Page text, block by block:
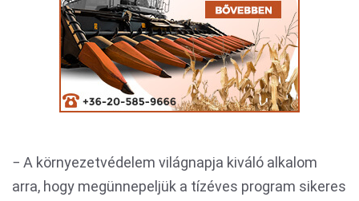
− A környezetvédelem világnapja kiváló alkalom
arra, hogy megünnepeljük a tízéves program sikeres